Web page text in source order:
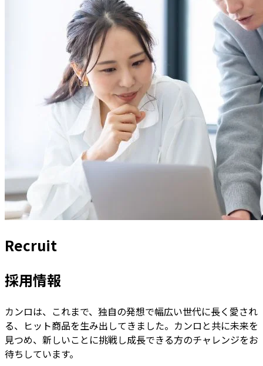
Recruit
採用情報
カンロは、これまで、独自の発想で幅広い世代に長く愛され
る、ヒット商品を生み出してきました。カンロと共に未来を
見つめ、新しいことに挑戦し成長できる方のチャレンジをお
待ちしています。